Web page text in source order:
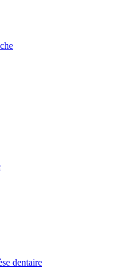
dentaire